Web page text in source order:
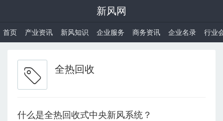
新风网
首页 产业资讯 新风知识 企业服务 商务资讯 企业名录 行业
全热回收
什么是全热回收式中央新风系统？